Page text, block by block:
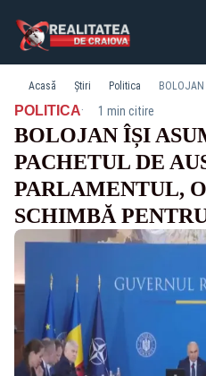
Acasă Știri Politica
POLITICA· 1 min citire
BOLOJAN ÎȘI
PACHETUL DE
PARLAMENTUL,
SCHIMBĂ